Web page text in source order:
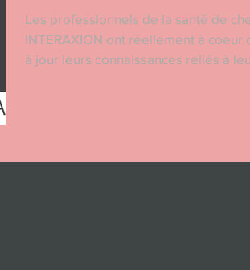
Les professionnels de la santé de
INTERAXION ont réellement à coeur
à jour leurs connaissances reliés à